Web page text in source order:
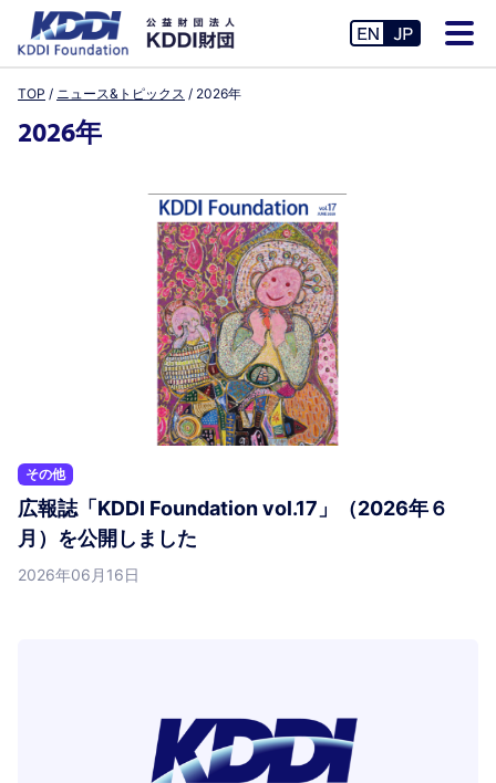
TOP ニュース&トピックス 2026年
2026年
その他
広報誌「KDDI Foundation vol.17」（2026年６
月）を公開しました
2026年06月16日